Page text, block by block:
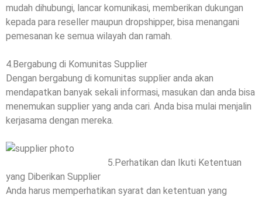
mudah dihubungi, lancar komunikasi, memberikan dukungan
kepada para reseller maupun dropshipper, bisa menangani
pemesanan ke semua wilayah dan ramah.
4.Bergabung di Komunitas Supplier
Dengan bergabung di komunitas supplier anda akan
mendapatkan banyak sekali informasi, masukan dan anda bisa
menemukan supplier yang anda cari. Anda bisa mulai menjalin
kerjasama dengan mereka.
5.Perhatikan dan Ikuti Ketentuan
yang Diberikan Supplier
Anda harus memperhatikan syarat dan ketentuan yang